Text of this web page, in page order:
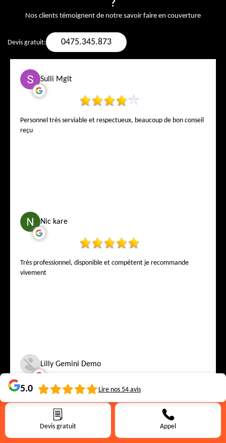
Devis gratuit Appel
?
Nos clients témoignent de notre savoir faire en couverture
Devis gratuit: 0475.345.873
Sulli Mglt
Personnel très serviable et respectueux, beaucoup de bon conseil
reçu
Nic kare
Très professionnel, disponible et compétent je recommande
vivement
Lilly Gemini Demo
Je recomande falckweiss toiture pour in travaile a la perfection
5.0 Lire nos 54 avis